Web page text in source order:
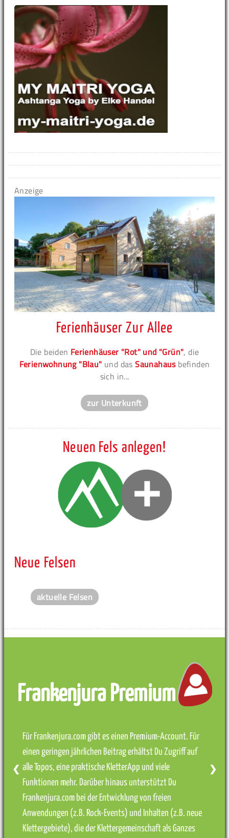
Anzeige
Ferienhäuser Zur Allee
Die beiden Ferienhäuser "Rot" und "Grün", die
Ferienwohnung "Blau" und dasSaunahausbefinden
sich in...
zur Unterkunft
Neuen Fels anlegen!
Neue Felsen
aktuelle Felsen
Frankenjura Premium
Für Frankenjura.com gibt es einen Premium-Account. Für
einen geringen jährlichen Beitrag erhältst Du Zugriff auf
alle Topos, eine praktische KletterApp und viele
Funktionen mehr. Darüber hinaus unterstützt Du
Frankenjura.com bei der Entwicklung von freien
Anwendungen (z.B. Rock-Events) und Inhalten (z.B. neue
Klettergebiete), die der Klettergemeinschaft als Ganzes
❮ ❯